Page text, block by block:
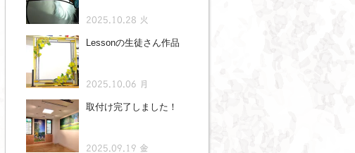
2025.10.28 火
Lessonの生徒さん作品
2025.10.06 月
取付け完了しました！
2025.09.19 金